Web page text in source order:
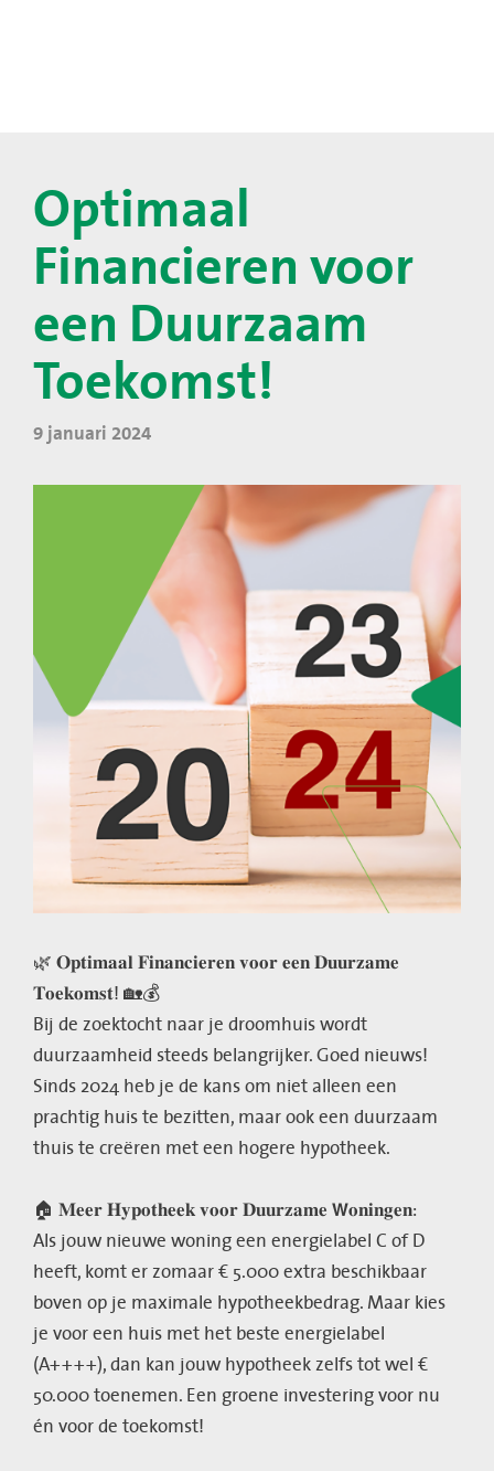
Optimaal
Financieren voor
een Duurzaam
Toekomst!
9 januari 2024
🌿 𝐎𝐩𝐭𝐢𝐦𝐚𝐚𝐥 𝐅𝐢𝐧𝐚𝐧𝐜𝐢𝐞𝐫𝐞𝐧 𝐯𝐨𝐨𝐫 𝐞𝐞𝐧 𝐃𝐮𝐮𝐫𝐳𝐚𝐦𝐞
𝐓𝐨𝐞𝐤𝐨𝐦𝐬𝐭! 🏡💰
Bij de zoektocht naar je droomhuis wordt
duurzaamheid steeds belangrijker. Goed nieuws!
Sinds 2024 heb je de kans om niet alleen een
prachtig huis te bezitten, maar ook een duurzaam
thuis te creëren met een hogere hypotheek.
🏠 𝐌𝐞𝐞𝐫 𝐇𝐲𝐩𝐨𝐭𝐡𝐞𝐞𝐤 𝐯𝐨𝐨𝐫 𝐃𝐮𝐮𝐫𝐳𝐚𝐦𝐞 𝗪𝐨𝐧𝐢𝐧𝐠𝐞𝐧:
Als jouw nieuwe woning een energielabel C of D
heeft, komt er zomaar € 5.000 extra beschikbaar
boven op je maximale hypotheekbedrag. Maar kies
je voor een huis met het beste energielabel
(A++++), dan kan jouw hypotheek zelfs tot wel €
50.000 toenemen. Een groene investering voor nu
én voor de toekomst!